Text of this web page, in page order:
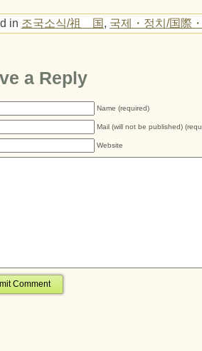
in 조국소식/祖 国, 국제・정치/国際
a Reply
Name (required)
Mail (will not be published)
Website